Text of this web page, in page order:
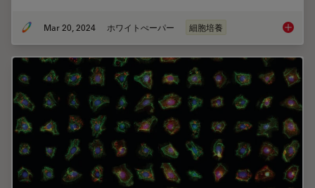
Mar 20, 2024 ホワイトぺーパー 細胞培養 Rapid